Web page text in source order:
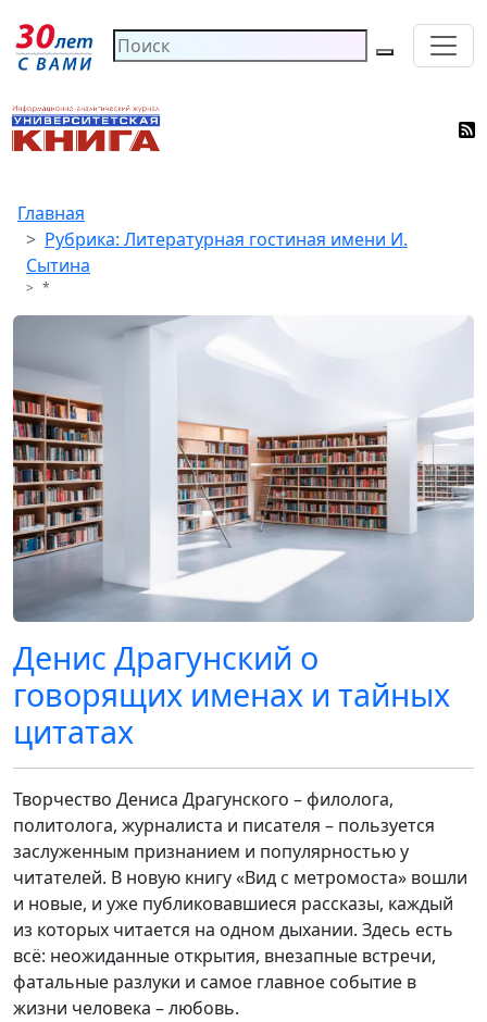
Главная
Рубрика: Литературная гостиная имени И.
Сытина
*
Денис Драгунский о
говорящих именах и тайных
цитатах
Творчество Дениса Драгунского – филолога,
политолога, журналиста и писателя – пользуется
заслуженным признанием и популярностью у
читателей. В новую книгу «Вид с метромоста» вошли
и новые, и уже публиковавшиеся рассказы, каждый
из которых читается на одном дыхании. Здесь есть
всё: неожиданные открытия, внезапные встречи,
фатальные разлуки и самое главное событие в
жизни человека – любовь.